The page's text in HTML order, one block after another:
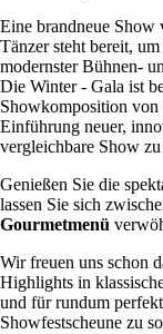
Eine brandneue Show
Tänzer steht bereit,
modernster Bühnen-
Die Winter - Gala ist
Showkomposition von
Einführung neuer,
vergleichbare Show
Genießen Sie die
lassen Sie sich
Gourmetmenü
Wir freuen uns schon
Highlights in
und für rundum
Showfestscheune zu